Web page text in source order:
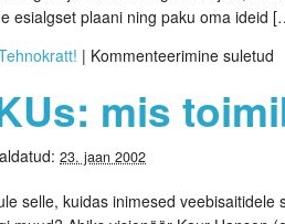
esialgset plaani ning paku oma ideid
| Kommenteerimine suletud
mis
23. jaan 2002
selle, kuidas inimesed